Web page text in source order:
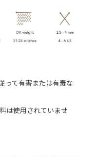
って有害または有毒な
は使用されていませ